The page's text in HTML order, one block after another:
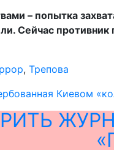
– попытка
Сейчас
, Трепова
Киевом